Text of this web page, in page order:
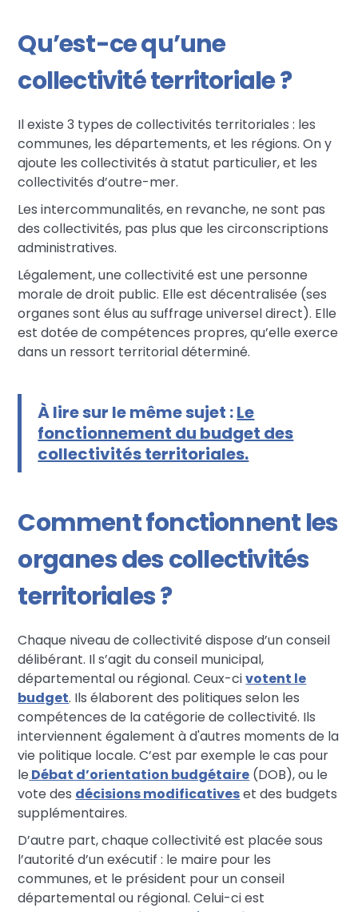
Qu’est-ce qu’une
collectivité territoriale ?
Il existe 3 types de collectivités territoriales : les
communes, les départements, et les régions. On y
ajoute les collectivités à statut particulier, et les
collectivités d’outre-mer.
Les intercommunalités, en revanche, ne sont pas
des collectivités, pas plus que les circonscriptions
administratives.
Légalement, une collectivité est une personne
morale de droit public. Elle est décentralisée (ses
organes sont élus au suffrage universel direct). Elle
est dotée de compétences propres, qu’elle exerce
dans un ressort territorial déterminé.
À lire sur le même sujet :Le
fonctionnement du budget des
collectivités territoriales.
Comment fonctionnent les
organes des collectivités
territoriales ?
Chaque niveau de collectivité dispose d’un conseil
délibérant. Il s’agit du conseil municipal,
départemental ou régional. Ceux-civotent le
budget. Ils élaborent des politiques selon les
compétences de la catégorie de collectivité. Ils
interviennent également à d'autres moments de la
vie politique locale. C’est par exemple le cas pour
le Débat d’orientation budgétaire (DOB), ou le
vote des décisions modificativeset des budgets
supplémentaires.
D’autre part, chaque collectivité est placée sous
l’autorité d’un exécutif : le maire pour les
communes, et le président pour un conseil
départemental ou régional. Celui-ci est